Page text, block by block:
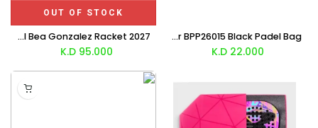
Bullpadel Tour BPP26015 Black Padel Bag
22.000
K.D
OUT OF STOCK
Bullpadel Pearl Bea Gonzalez Racket 2027
95.000
K.D